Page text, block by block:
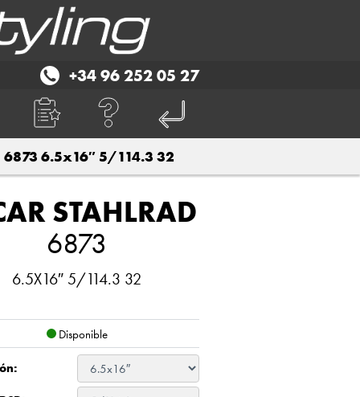
+34 96 252 05 27
6873 6.5x16″ 5/114.3 32
STAHLRAD
6873
6.5X16″ 5/114.3 32
Disponible